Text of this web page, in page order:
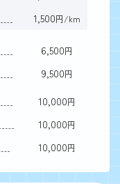
1,500円/km
6,500円
9,500円
10,000円
10,000円
10,000円